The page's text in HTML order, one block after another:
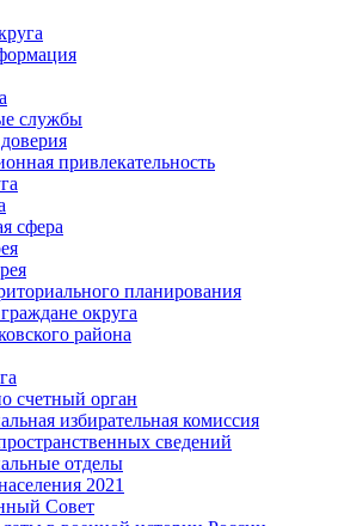
службы
привлекательность
сфера
планирования
округа
района
счетный орган
избирательная комиссия
сведений
отделы
2021
Совет